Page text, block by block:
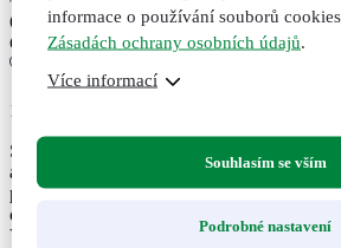
6
Cena bez DPH:4,88€
10
Stimuluje a povzbuzuje organismus. Čistí
antiseptické účinky). Mírné afrodiziakum.
potížích. V koupeli povzbuzuje a prohřívá
celulitidě a při potížích s pohybovým
VYZKOUŠET SNÁŠENLIVOST!
informace o používání souborů
Zásadách ochrany osobních údajů
Více informací
Souhlasím se vším
Podrobné nastavení